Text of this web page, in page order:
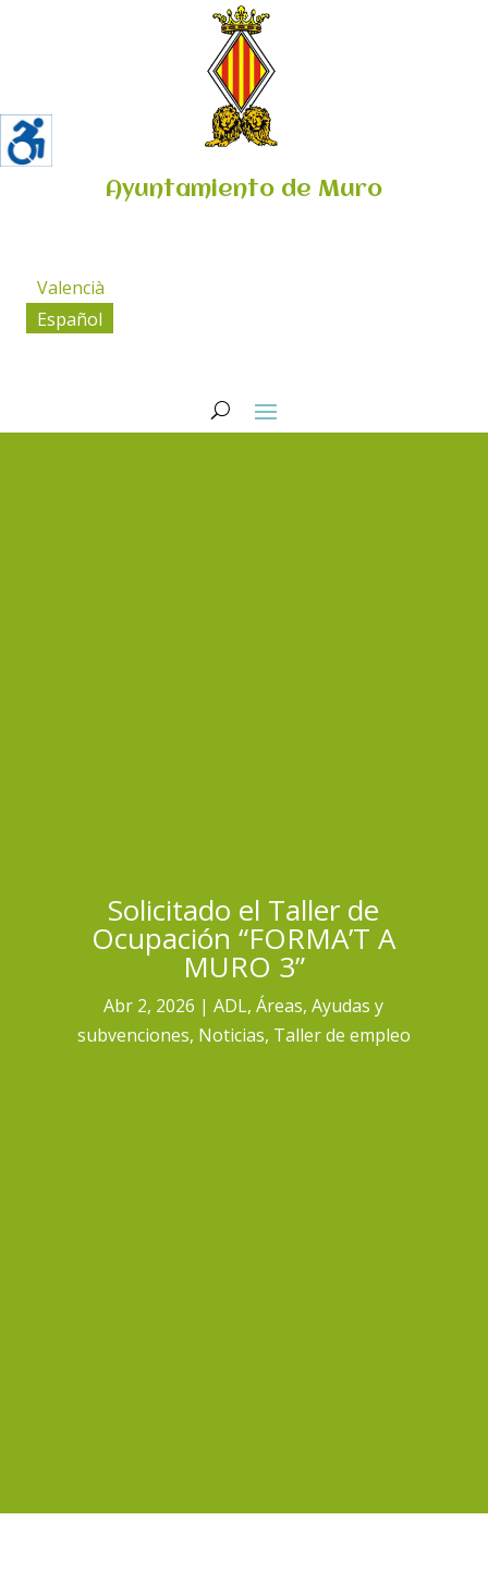
Ayuntamiento de Muro
Valencià
Español
Solicitado el Taller de
Ocupación “FORMA’T A
MURO 3”
Abr 2, 2026 ADL,Áreas,Ayudas y
subvenciones, Noticias, Taller de empleo